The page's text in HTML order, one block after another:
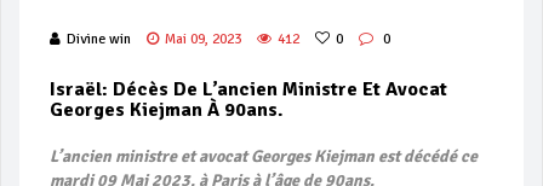
Divine win Mai 09, 2023 412 0 0
Israël: Décès De L’ancien Ministre Et Avocat
Georges Kiejman À 90ans.
L’ancien ministre et avocat Georges Kiejman est décédé ce
mardi 09 Mai 2023, à Paris à l’âge de 90ans.